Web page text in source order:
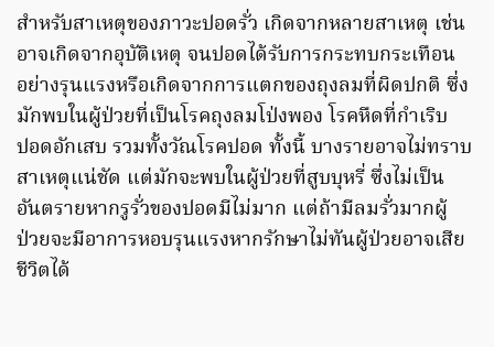
สำหรับสาเหตุของภาวะปอดรั่ว เกิดจากหลายสาเหตุ เช่น
อาจเกิดจากอุบัติเหตุ จนปอดได้รับการกระทบกระเทือน
อย่างรุนแรงหรือเกิดจากการแตกของถุงลมที่ผิดปกติ ซึ่ง
มักพบในผู้ป่วยที่เป็นโรคถุงลมโป่งพอง โรคหืดที่กำเริบ
ปอดอักเสบ รวมทั้งวัณโรคปอด ทั้งนี้ บางรายอาจไม่ทราบ
สาเหตุแน่ชัด แต่มักจะพบในผู้ป่วยที่สูบบุหรี่ ซึ่งไม่เป็น
อันตรายหากรูรั่วของปอดมีไม่มาก แต่ถ้ามีลมรั่วมากผู้
ป่วยจะมีอาการหอบรุนแรงหากรักษาไม่ทันผู้ป่วยอาจเสีย
ชีวิตได้